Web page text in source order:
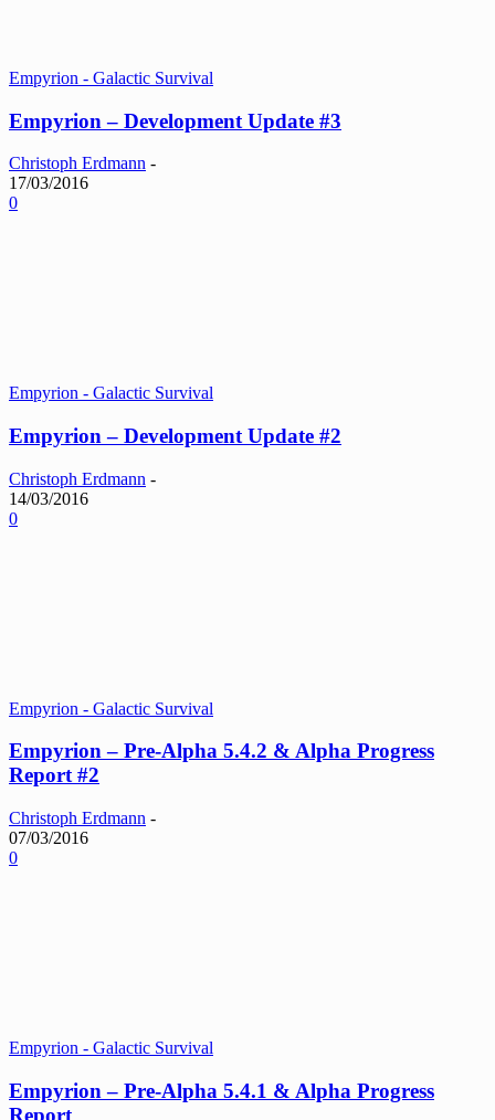
Empyrion - Galactic Survival
Empyrion – Development Update #3
Christoph Erdmann -
17/03/2016
0
Empyrion - Galactic Survival
Empyrion – Development Update #2
Christoph Erdmann -
14/03/2016
0
Empyrion - Galactic Survival
Empyrion – Pre-Alpha 5.4.2 & Alpha Progress
Report #2
Christoph Erdmann -
07/03/2016
0
Empyrion - Galactic Survival
Empyrion – Pre-Alpha 5.4.1 & Alpha Progress
Report